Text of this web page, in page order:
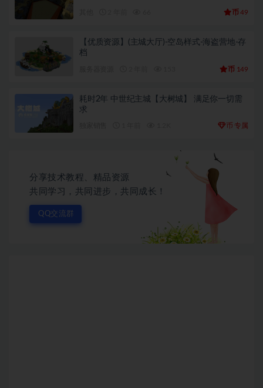
币 49
【优质资源】(主城大厅)-空岛样式-海盗营地-存
档
币 149
耗时2年 中世纪主城【大树城】 满足你一切需
求
币 专属
分享技术教程、精品资源
共同学习，共同进步，共同成长！
QQ交流群